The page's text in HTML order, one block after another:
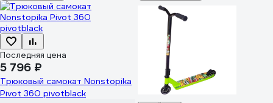
Последняя цена
5 796 ₽
Трюковый самокат Nonstopika
Pivot 360 pivotblack